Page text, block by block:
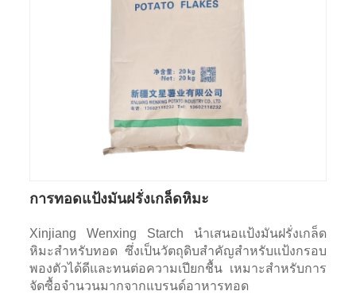
การทอดแป้งมันฝรั่งเกล็ดหิมะ
Xinjiang Wenxing Starch นำเสนอแป้งมันฝรั่งเกล็ด
หิมะสำหรับทอด ซึ่งเป็นวัตถุดิบสำคัญสำหรับแป้งกรอบ
พองตัวได้ดีและทนต่อความเปียกชื้น เหมาะสำหรับการ
จัดซื้อจำนวนมากจากแบรนด์อาหารทอด